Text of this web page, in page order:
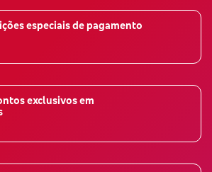
especiais de pagamento
exclusivos em